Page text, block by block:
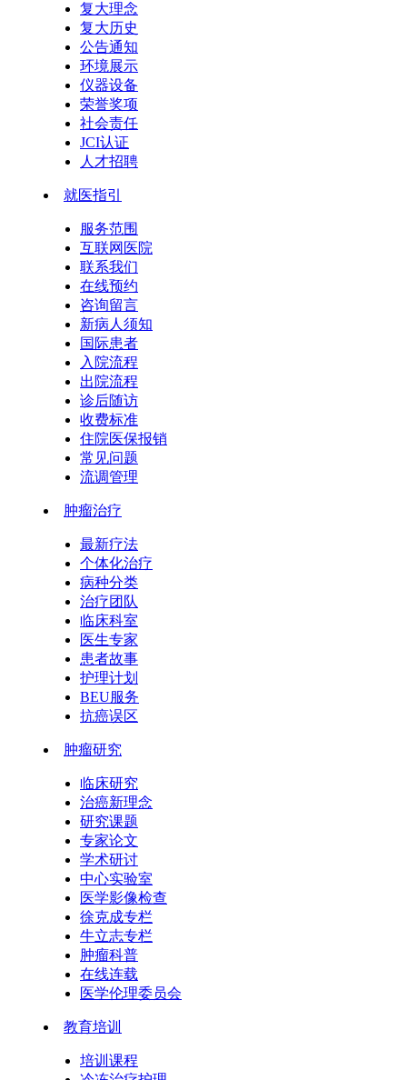
复大理念
复大历史
公告通知
环境展示
仪器设备
荣誉奖项
社会责任
JCI认证
人才招聘
就医指引
服务范围
互联网医院
联系我们
在线预约
咨询留言
新病人须知
国际患者
入院流程
出院流程
诊后随访
收费标准
住院医保报销
常见问题
流调管理
肿瘤治疗
最新疗法
个体化治疗
病种分类
治疗团队
临床科室
医生专家
患者故事
护理计划
BEU服务
抗癌误区
肿瘤研究
临床研究
治癌新理念
研究课题
专家论文
学术研讨
中心实验室
医学影像检查
徐克成专栏
牛立志专栏
肿瘤科普
在线连载
医学伦理委员会
教育培训
培训课程